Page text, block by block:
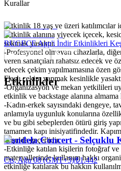
Kurallar
-Etkinlik 18 yaş ve üzeri katılımcılar
-Etkinlik alanına yiyecek içecek,
sokmak yasaktır.
-Profesyonel olmayan cihazlarla,
veren sanatçıları rahatsız edecek ve
edecek çekim yapılmamasına özen
Flaşlı çekim yapmak kesinlikle
-Organizasyon ve mekan yetkilileri
etkinlik ve backstage alanına almama
-Kadın-erkek sayısındaki dengeye,
anlamıyla uygunluk konularına
ve bu gibi sebeplerden ötürü giriş
tamamen kapı inisiyatifindedir.
koşulda geçerlidir.
-Etkinliğe katılan kişilerin fotoğraf ve
materyallerinde kullanım hakkı
etkinliğe katılarak bu hakkın
BUGECE App'i İndir Etkinlikleri
Etkinlikler
Candela Concert - Selçuklu
Cts, Ağu 08 (GMT+3)|₺1.442